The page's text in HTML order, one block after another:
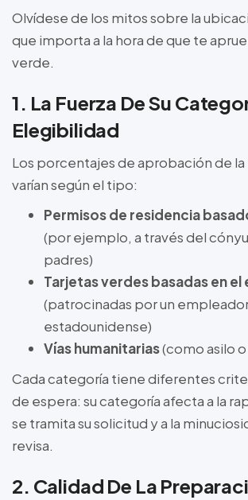
Olvídese de los mitos sobre la
que importa a la hora de que te
verde.
1. La Fuerza De Su
Elegibilidad
Los porcentajes de aprobación de
varían según el tipo:
Permisos de residencia
(por ejemplo, a través del
padres)
Tarjetas verdes basadas en el
(patrocinadas por un
estadounidense)
Vías humanitarias(como asilo o
Cada categoría tiene diferentes
de espera: su categoría afecta a la
se tramita su solicitud y a la
revisa.
2. Calidad De La